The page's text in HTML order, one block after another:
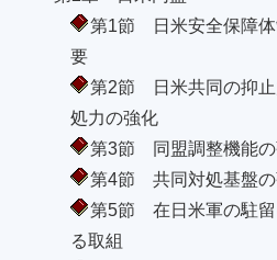
第1節 日米安全保障
要
第2節 日米共同の抑
処力の強化
第3節 同盟調整機能
第4節 共同対処基盤
第5節 在日米軍の駐留
る取組